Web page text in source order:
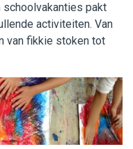
schoolvakanties pakt
activiteiten. Van
van fikkie stoken tot